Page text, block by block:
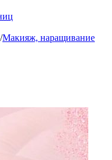
/Макияж, наращивание